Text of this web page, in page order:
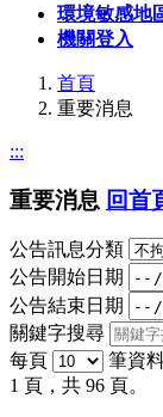
環境敏感地
機關登入
首頁
重要消息
:::
重要消息 回首
公告訊息分類
公告開始日期
公告結束日期
關鍵字搜尋
每頁
筆資
1 頁，共 96 頁。